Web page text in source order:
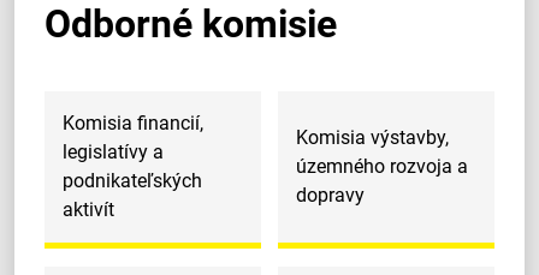
O Lamači
Odborné komisie
Komisia financií,
legislatívy a
podnikateľských
aktivít
Komisia výstavby,
územného rozvoja a
dopravy